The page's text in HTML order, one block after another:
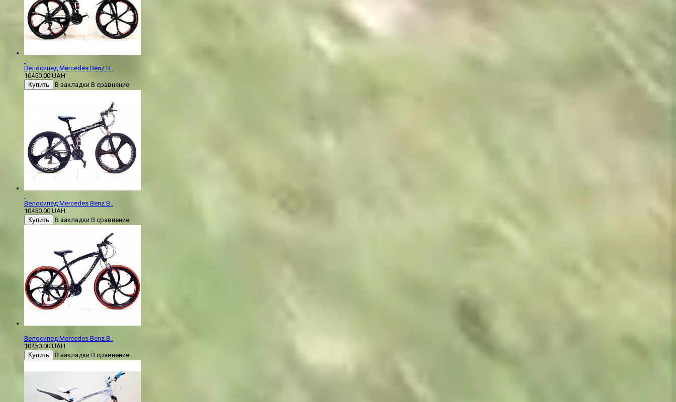
Велосипед Mercedes Benz B..
10450.00 UAH
Купить
В закладки В сравнение
Велосипед Mercedes Benz B..
10450.00 UAH
Купить
В закладки В сравнение
Велосипед Mercedes Benz B..
10450.00 UAH
Купить
В закладки В сравнение